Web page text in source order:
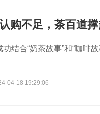
购不足，茶百道
结合“奶茶故事”和“咖啡
04-18 19:29:06